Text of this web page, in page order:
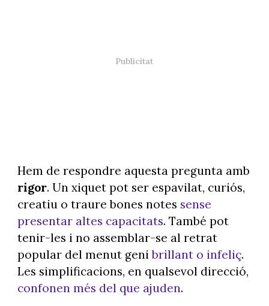
Hem de respondre aquesta pregunta amb
rigor. Un xiquet pot ser espavilat, curiós,
creatiu o traure bones notes sense
presentar altes capacitats. També pot
tenir-les i no assemblar-se al retrat
popular del menut genibrillant o infeliç.
Les simplificacions, en qualsevol direcció,
confonen més del que ajuden.